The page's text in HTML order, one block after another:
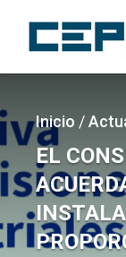
contenido
principal
Sobrescribir
enlaces
de
ayuda
a
la
Inicio /
EL